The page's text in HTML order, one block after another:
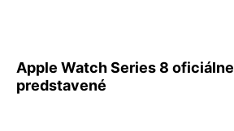
Apple Watch Series 8 oficiálne
predstavené